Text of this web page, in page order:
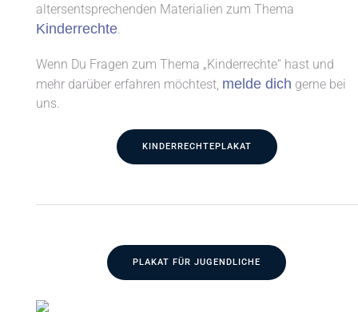
altersentsprechenden Materialien zum Thema
Kinderrechte.
Wenn Du Fragen zum Thema „Kinderrechte“ hast und
mehr darüber erfahren möchtest, melde dich gerne bei
uns.
KINDERRECHTEPLAKAT
PLAKAT FÜR JUGENDLICHE